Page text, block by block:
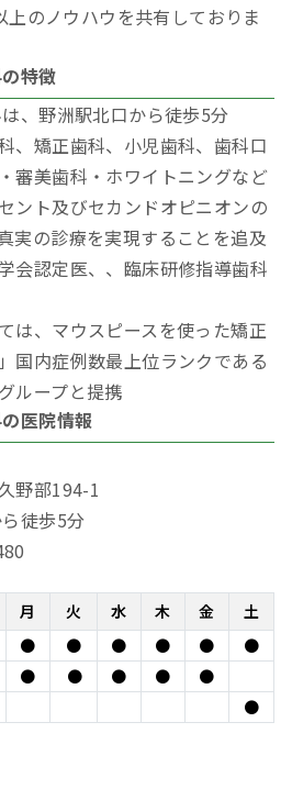
のノウハウを共有しておりま
特徴
、野洲駅北口から徒歩5分
、矯正歯科、小児歯科、歯科口
審美歯科・ホワイトニングなど
ント及びセカンドオピニオンの
実の診療を実現することを追及
会認定医、、臨床研修指導歯科
は、マウスピースを使った矯正
国内症例数最上位ランクである
ループと提携
医院情報
野部194-1
徒歩5分
月 火 水 木 金
土
● ● ● ● ●
●
● ● ● ●
●
●